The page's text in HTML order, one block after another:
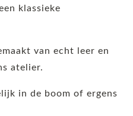
klassieke
van echt leer en
atelier.
in de boom of ergens